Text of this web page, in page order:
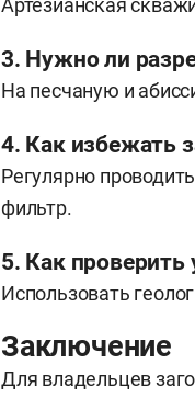
Артезианская
3. Нужно ли
На песчаную и
4. Как избежать
Регулярно
фильтр.
5. Как проверить
Использовать
Заключение
Для владельцев